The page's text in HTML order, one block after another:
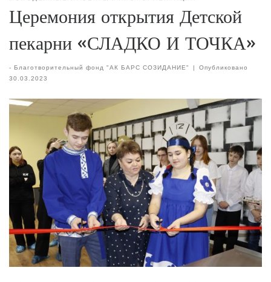
Церемония открытия Детской
пекарни «СЛАДКО И ТОЧКА»
- Благотворительный фонд "АК БАРС СОЗИДАНИЕ" |
Опубликовано
30.03.2023